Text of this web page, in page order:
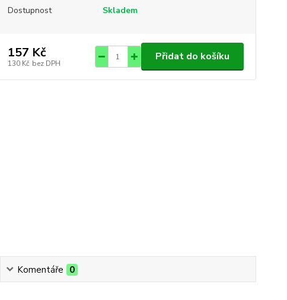
Dostupnost Skladem
157 Kč
130 Kč bez DPH
Přidat do košíku
Komentáře 0